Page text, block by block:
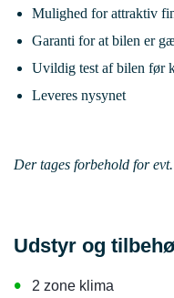
Mulighed for attraktiv
Garanti for at bilen er
Uvildig test af bilen før
Leveres nysynet
Der tages forbehold for
Udstyr og
• 2 zone klima